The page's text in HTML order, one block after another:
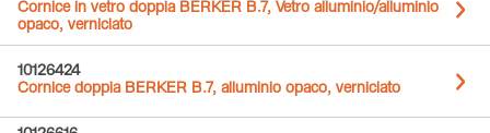
Cornice in vetro doppia BERKER B.7, Vetro alluminio/alluminio
opaco, verniciato
10126424
Cornice doppia BERKER B.7, alluminio opaco, verniciato